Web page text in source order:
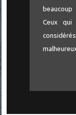
Ceux qui